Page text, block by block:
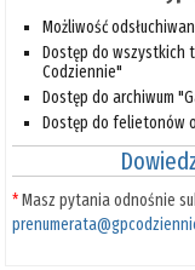
Możliwość
Dostęp do wszystkich
Codziennie"
Dostęp do archiwum
Dostęp do felietonów
*Masz pytania odnośnie